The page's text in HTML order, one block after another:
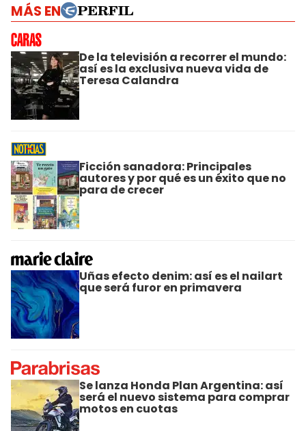
MÁS EN
De la televisión a recorrer el mundo:
así es la exclusiva nueva vida de
Teresa Calandra
Ficción sanadora: Principales
autores y por qué es un éxito que no
para de crecer
Uñas efecto denim: así es el nailart
que será furor en primavera
Se lanza Honda Plan Argentina: así
será el nuevo sistema para comprar
motos en cuotas